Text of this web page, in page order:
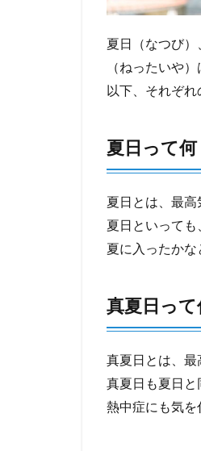
夏日（なつび
（ねったいや
以下、それぞれ
夏日って何
夏日とは、最高
夏日といっても
夏に入ったかな
真夏日って
真夏日とは、最
真夏日も夏日と
熱中症にも気を